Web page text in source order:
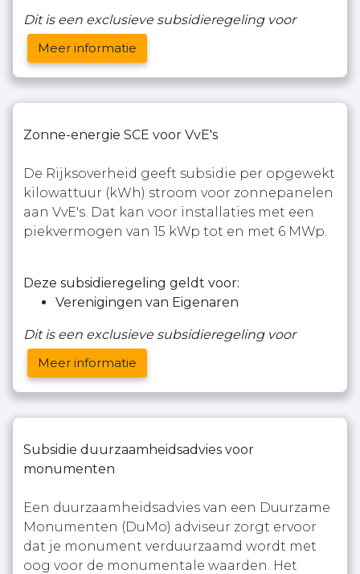
Dit is een exclusieve subsidieregeling voor
Meer informatie
Zonne-energie SCE voor VvE's
De Rijksoverheid geeft subsidie per opgewekt
kilowattuur (kWh) stroom voor zonnepanelen
aan VvE's. Dat kan voor installaties met een
piekvermogen van 15 kWp tot en met 6 MWp.
Deze subsidieregeling geldt voor:
Verenigingen van Eigenaren
Dit is een exclusieve subsidieregeling voor
Meer informatie
Subsidie duurzaamheidsadvies voor
monumenten
Een duurzaamheidsadvies van een Duurzame
Monumenten (DuMo) adviseur zorgt ervoor
dat je monument verduurzaamd wordt met
oog voor de monumentale waarden. Het